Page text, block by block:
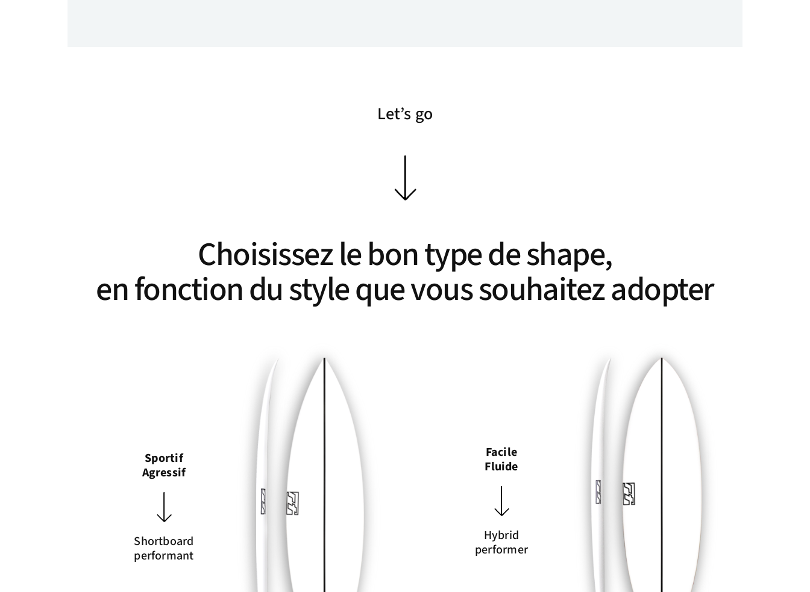
Let’s go
Choisissez le bon type de shape,
en fonction du style que vous souhaitez adopter
Sportif
Agressif
Shortboard
performant
Facile
Fluide
Hybrid
performer